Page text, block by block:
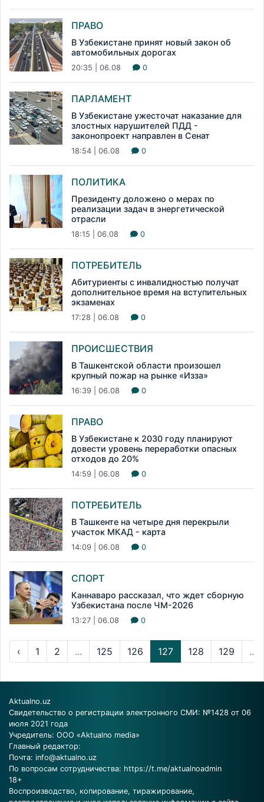
ПРАВО
В Узбекистане принят новый закон об
автомобильных дорогах
20:35 | 06.08 0
ПАРЛАМЕНТ
В Узбекистане ужесточат наказание для
злостных нарушителей ПДД -
законопроект направлен в Сенат
18:54 | 06.08 0
ПОЛИТИКА
Президенту доложено о мерах по
реализации задач в энергетической
отрасли
18:15 | 06.08 0
ПОТРЕБИТЕЛЬ
Абитуриенты с инвалидностью получат
дополнительное время на вступительных
экзаменах
17:28 | 06.08 0
ПРОИСШЕСТВИЯ
В Ташкентской области произошел
крупный пожар на рынке «Изза»
16:39 | 06.08 0
ПРАВО
В Узбекистане к 2030 году планируют
довести уровень переработки опасных
отходов до 20%
14:59 | 06.08 0
ПОТРЕБИТЕЛЬ
В Ташкенте на четыре дня перекрыли
участок МКАД - карта
14:09 | 06.08 0
СПОРТ
Каннаваро рассказал, что ждет сборную
Узбекистана после ЧМ-2026
13:27 | 06.08 0
‹ 1 2 ... 125 126 127 128 129 ...
Aktualno.uz
Свидетельство о регистрации электронного СМИ: №1428 от 06
июля 2021 года
Учредитель: ООО «Aktualno media»
Главный редактор:
Почта: info@aktualno.uz
По вопросам сотрудничества: https://t.me/aktualnoadmin
18+
Воспроизводство, копирование, тиражирование,